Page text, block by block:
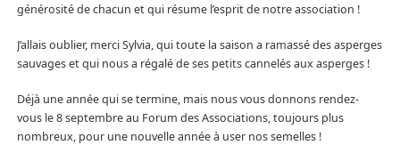
générosité de chacun et qui résume l’esprit de notre association !
J’allais oublier, merci Sylvia, qui toute la saison a ramassé des asperges
sauvages et qui nous a régalé de ses petits cannelés aux asperges !
Déjà une année qui se termine, mais nous vous donnons rendez-
vous le 8 septembre au Forum des Associations, toujours plus
nombreux, pour une nouvelle année à user nos semelles !